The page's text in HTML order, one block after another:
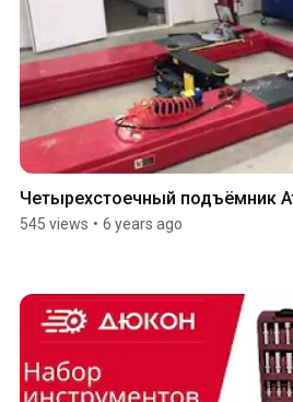
Четырехстоечный подъёмник
545 views • 6 years ago